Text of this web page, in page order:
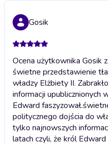
Gosik
Ocena użytkownika Gosik
świetne przedstawienie
władzy Elżbiety II.
informacji upublicznionych
Edward faszyzował.
politycznego dojścia do
tylko najnowszych
latach czyli, że król Edward